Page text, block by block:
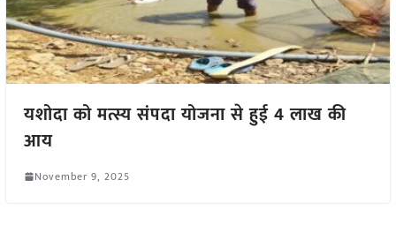
यशोदा को मत्स्य संपदा योजना से हुई 4 लाख की
आय
November 9, 2025